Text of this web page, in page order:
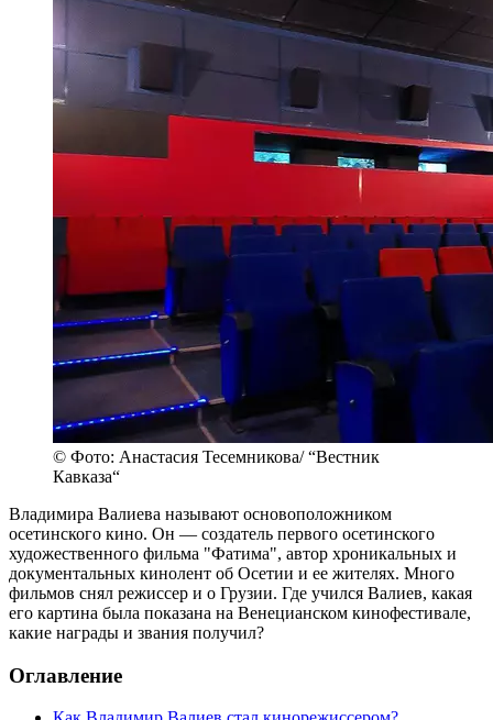
© Фото: Анастасия Тесемникова/ “Вестник
Кавказа“
Владимира Валиева называют основоположником
осетинского кино. Он — создатель первого осетинского
художественного фильма "Фатима", автор хроникальных и
документальных кинолент об Осетии и ее жителях. Много
фильмов снял режиссер и о Грузии. Где учился Валиев, какая
его картина была показана на Венецианском кинофестивале,
какие награды и звания получил?
Оглавление